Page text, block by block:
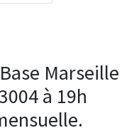
Marseille
à 19h